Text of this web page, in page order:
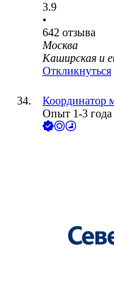
3.9
•
642 отзыва
Москва
Каширская и
Откликнуться
Координатор
Опыт 1-3 года